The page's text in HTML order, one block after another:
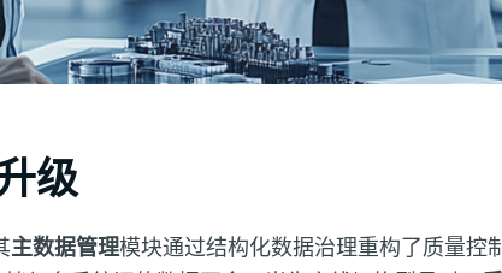
级
主数据管理模块通过结构化数据治理重构了质量控